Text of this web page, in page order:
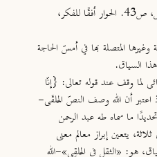
ج1، ص23. حوارات من أجل المستقبل، ص43. الحوار أفقًا للفكر،
المتصلة بها في أمسّ الحاجة
السياق.
لما وقف عند قوله تعالى: {إنّا
اعتبر أن الله وصف النصّ المُلقَى-
ما سماه طه عبد الرحمن
يتعين إبراز معالم معنى
هو: «الثقل في المُلقِي»-الله